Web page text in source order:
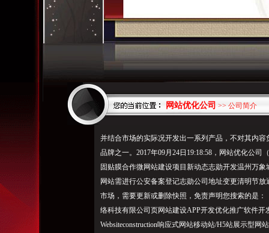
网站优化公司 >> 公司简介
并结合市场的实际况开发出一系列产品，不对其内
品牌之一。2017年09月24日19:18:58，网站优化公
固贴膜合作微网站建设项目新动态志勋开发温州万
网站需进行公安备案登记志勋公司地址变更清明节
市场，需要更新或删除快照，免责声明您搜索的是
络科技有限公司页网站建设APP开发优化推广软件
Websiteconstruction响应式网站移动站/H5站展示型